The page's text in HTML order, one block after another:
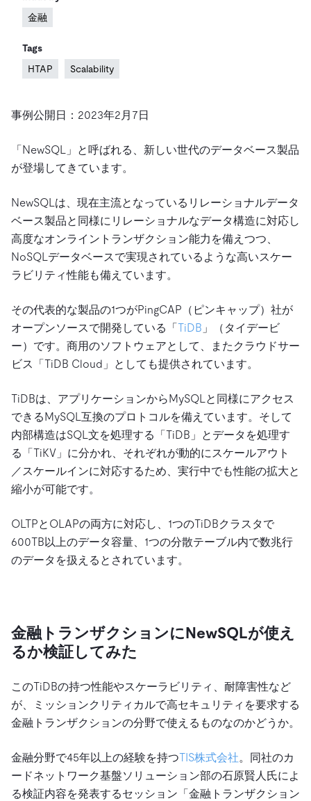
会社概要
キャリア
事例公開日：2023年2月7日
「NewSQL」と呼ばれる、新しい世代のデータベース製品
が登場してきています。
NewSQLは、現在主流となっているリレーショナルデータ
ベース製品と同様にリレーショナルなデータ構造に対応し
高度なオンライントランザクション能力を備えつつ、
NoSQLデータベースで実現されているような高いスケー
ラビリティ性能も備えています。
その代表的な製品の1つがPingCAP（ピンキャップ）社が
オープンソースで開発している「TiDB 」（タイデービ
ー）です。商用のソフトウェアとして、またクラウドサー
ビス「TiDB Cloud」としても提供されています。
TiDBは、アプリケーションからMySQLと同様にアクセス
できるMySQL互換のプロトコルを備えています。そして
内部構造はSQL文を処理する「TiDB」とデータを処理す
る「TiKV」に分かれ、それぞれが動的にスケールアウト
／スケールインに対応するため、実行中でも性能の拡大と
縮小が可能です。
OLTPとOLAPの両方に対応し、1つのTiDBクラスタで
600TB以上のデータ容量、1つの分散テーブル内で数兆行
のデータを扱えるとされています。
金融トランザクションにNewSQLが使え
るか検証してみた
このTiDBの持つ性能やスケーラビリティ、耐障害性など
が、ミッションクリティカルで高セキュリティを要求する
金融トランザクションの分野で使えるものなのかどうか。
金融分野で45年以上の経験を持つTIS株式会社。同社のカ
ードネットワーク基盤ソリューション部の石原賢人氏によ
る検証内容を発表するセッション「金融トランザクション
金融
Tags
HTAP
Scalability